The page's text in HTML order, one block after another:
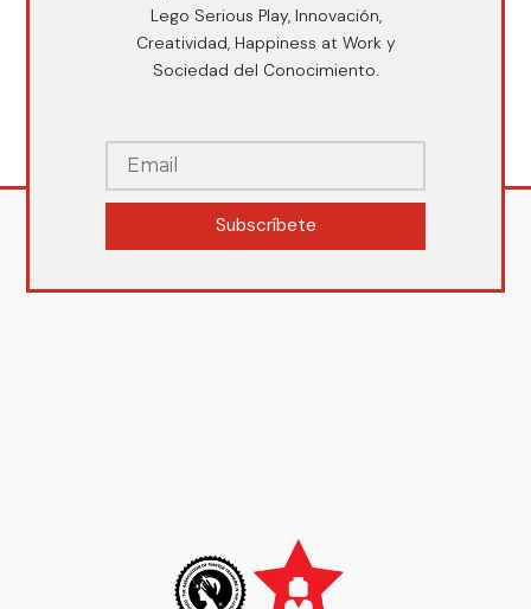
Lego Serious Play, Innovación,
Creatividad, Happiness at Work y
Sociedad del Conocimiento.
Subscríbete